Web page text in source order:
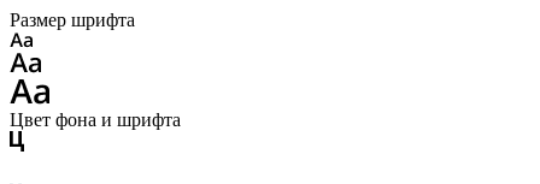
Размер шрифта
Цвет фона и шрифта